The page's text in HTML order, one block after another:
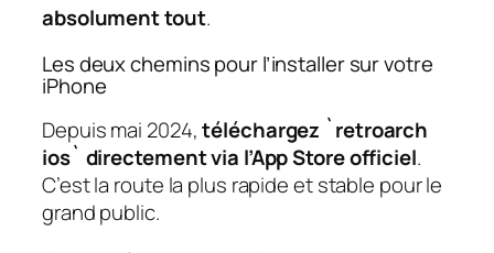
absolument tout.
Les deux chemins pour l’installer sur votre
iPhone
Depuis mai 2024,téléchargez `retroarch
ios` directement via l’App Store officiel.
C’est la route la plus rapide et stable pour le
grand public.